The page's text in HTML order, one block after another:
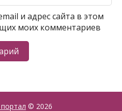
и адрес сайта в этом
моих комментариев
© 2026